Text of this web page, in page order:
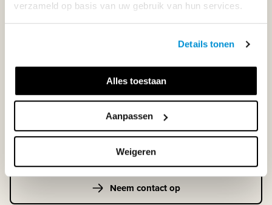
verzameld op basis van uw gebruik van hun services.
Details tonen
Alles toestaan
Aanpassen
Weigeren
WIJ STAAN VOOR JE KLAAR!
Klantenservice
Neem contact op